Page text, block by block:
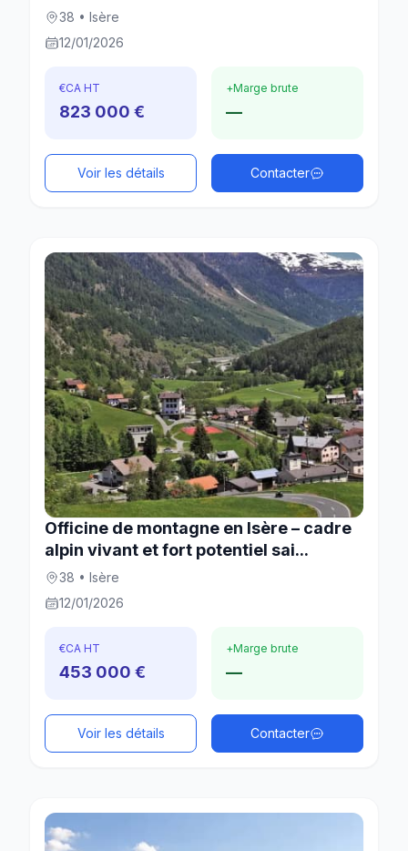
38 • Isère
12/01/2026
€CA HT
823 000 €
+Marge brute
—
Voir les détails Contacter
Officine de montagne en Isère – cadre
alpin vivant et fort potentiel sai...
38 • Isère
12/01/2026
€CA HT
453 000 €
+Marge brute
—
Voir les détails Contacter